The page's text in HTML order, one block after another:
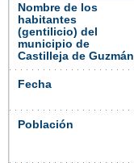
Nombre de los
habitantes
(gentilicio) del
municipio de
Castilleja de Guzmán
Fecha
Población